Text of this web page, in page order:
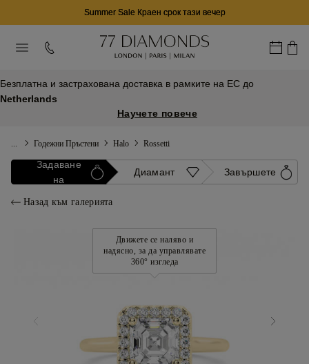
Summer Sale Краен срок тази вечер
Безплатна и застрахована доставка в рамките на ЕС до
Netherlands
Научете повече
Годежни Пръстени Halo Rossetti
Задаване
на
Диамант Завършете
Назад към галерията
Движете се наляво и
надясно, за да управлявате
360° изгледа